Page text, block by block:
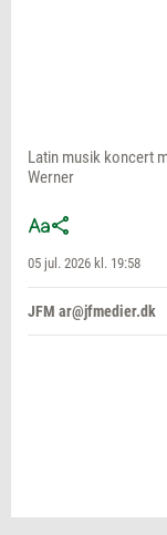
Latin musik koncert
Werner
05 jul. 2026 kl. 19:58
JFM ar@jfmedier.dk